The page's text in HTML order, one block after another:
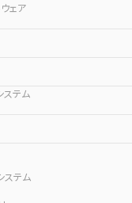
ェア
テム
ステム